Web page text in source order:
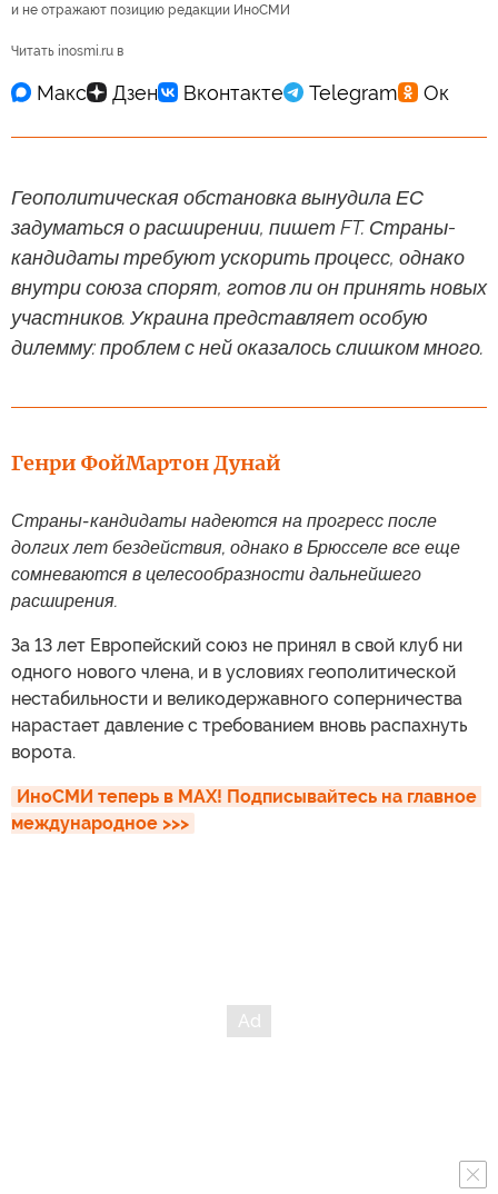
и не отражают позицию редакции ИноСМИ
Читать inosmi.ru в
Геополитическая обстановка вынудила ЕС
задуматься о расширении, пишет FT. Страны-
кандидаты требуют ускорить процесс, однако
внутри союза спорят, готов ли он принять новых
участников. Украина представляет особую
дилемму: проблем с ней оказалось слишком много.
Генри ФойМартон Дунай
Страны-кандидаты надеются на прогресс после
долгих лет бездействия, однако в Брюсселе все еще
сомневаются в целесообразности дальнейшего
расширения.
За 13 лет Европейский союз не принял в свой клуб ни
одного нового члена, и в условиях геополитической
нестабильности и великодержавного соперничества
нарастает давление с требованием вновь распахнуть
ворота.
ИноСМИ теперь в MAX! Подписывайтесь на главное
международное >>>